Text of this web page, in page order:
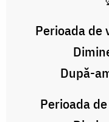
Perioada de
După-
Perioada